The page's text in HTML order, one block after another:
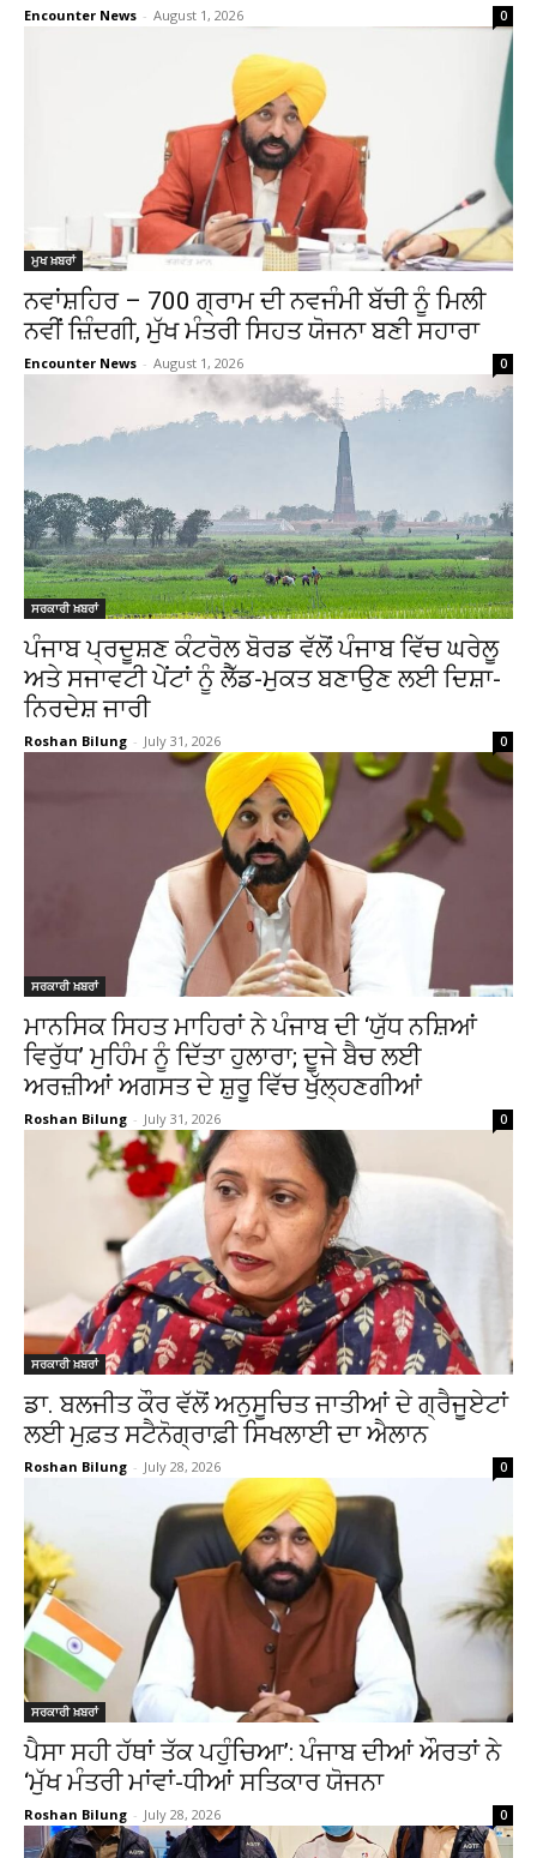
Encounter News - August 1, 2026 0
ਮੁਖ ਖ਼ਬਰਾਂ
ਨਵਾਂਸ਼ਹਿਰ – 700 ਗ੍ਰਾਮ ਦੀ ਨਵਜੰਮੀ ਬੱਚੀ ਨੂੰ ਮਿਲੀ
ਨਵੀਂ ਜ਼ਿੰਦਗੀ, ਮੁੱਖ ਮੰਤਰੀ ਸਿਹਤ ਯੋਜਨਾ ਬਣੀ ਸਹਾਰਾ
Encounter News - August 1, 2026 0
ਸਰਕਾਰੀ ਖ਼ਬਰਾਂ
ਪੰਜਾਬ ਪ੍ਰਦੂਸ਼ਣ ਕੰਟਰੋਲ ਬੋਰਡ ਵੱਲੋਂ ਪੰਜਾਬ ਵਿੱਚ ਘਰੇਲੂ
ਅਤੇ ਸਜਾਵਟੀ ਪੇਂਟਾਂ ਨੂੰ ਲੈੱਡ-ਮੁਕਤ ਬਣਾਉਣ ਲਈ ਦਿਸ਼ਾ-
ਨਿਰਦੇਸ਼ ਜਾਰੀ
Roshan Bilung - July 31, 2026 0
ਸਰਕਾਰੀ ਖ਼ਬਰਾਂ
ਮਾਨਸਿਕ ਸਿਹਤ ਮਾਹਿਰਾਂ ਨੇ ਪੰਜਾਬ ਦੀ ‘ਯੁੱਧ ਨਸ਼ਿਆਂ
ਵਿਰੁੱਧ’ ਮੁਹਿੰਮ ਨੂੰ ਦਿੱਤਾ ਹੁਲਾਰਾ; ਦੂਜੇ ਬੈਚ ਲਈ
ਅਰਜ਼ੀਆਂ ਅਗਸਤ ਦੇ ਸ਼ੁਰੂ ਵਿੱਚ ਖੁੱਲ੍ਹਣਗੀਆਂ
Roshan Bilung - July 31, 2026 0
ਸਰਕਾਰੀ ਖ਼ਬਰਾਂ
ਡਾ. ਬਲਜੀਤ ਕੌਰ ਵੱਲੋਂ ਅਨੁਸੂਚਿਤ ਜਾਤੀਆਂ ਦੇ ਗ੍ਰੈਜੂਏਟਾਂ
ਲਈ ਮੁਫ਼ਤ ਸਟੈਨੋਗ੍ਰਾਫ਼ੀ ਸਿਖਲਾਈ ਦਾ ਐਲਾਨ
Roshan Bilung - July 28, 2026 0
ਸਰਕਾਰੀ ਖ਼ਬਰਾਂ
ਪੈਸਾ ਸਹੀ ਹੱਥਾਂ ਤੱਕ ਪਹੁੰਚਿਆ’: ਪੰਜਾਬ ਦੀਆਂ ਔਰਤਾਂ ਨੇ
‘ਮੁੱਖ ਮੰਤਰੀ ਮਾਂਵਾਂ-ਧੀਆਂ ਸਤਿਕਾਰ ਯੋਜਨਾ
Roshan Bilung - July 28, 2026 0